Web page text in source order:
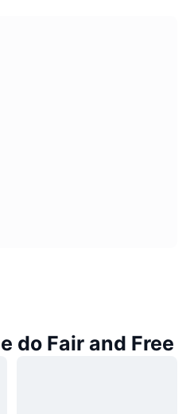
do Fair and Free